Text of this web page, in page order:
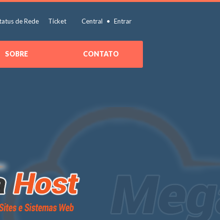
Central Entrar
de Rede Ticket
SOBRE CONTATO